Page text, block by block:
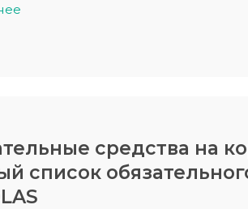
средства на
список